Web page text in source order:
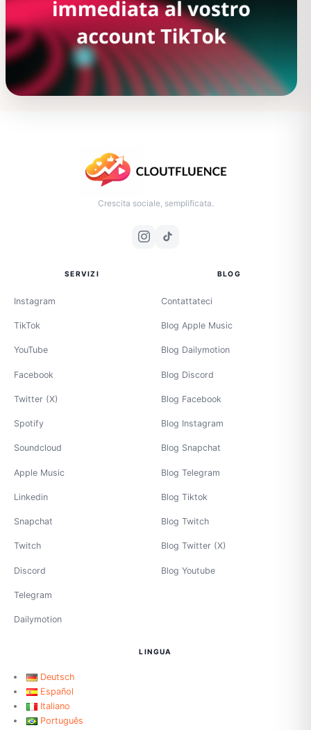
Crescita sociale, semplificata.
SERVIZI
Instagram
TikTok
YouTube
Facebook
Twitter (X)
Spotify
Soundcloud
Apple Music
Linkedin
Snapchat
Twitch
Discord
Telegram
Dailymotion
BLOG
Contattateci
Blog Apple Music
Blog Dailymotion
Blog Discord
Blog Facebook
Blog Instagram
Blog Snapchat
Blog Telegram
Blog Tiktok
Blog Twitch
Blog Twitter (X)
Blog Youtube
LINGUA
Deutsch
Español
Italiano
Português